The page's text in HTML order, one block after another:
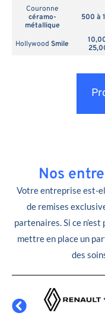
Couronne
céramo-
métallique
500 à
Hollywood Smile
Nos
Votre entreprise est-
de remises
partenaires. Si ce
mettre en place un
des